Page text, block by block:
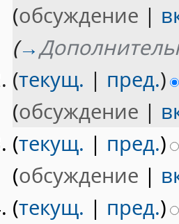
(обсуждение |
(→
(текущ. | пред.)
(обсуждение |
(текущ. | пред.)
(обсуждение |
(текущ. | пред.)